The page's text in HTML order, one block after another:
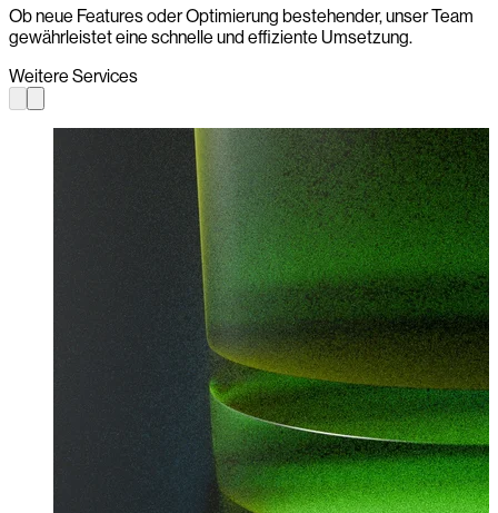
Ob neue Features oder Optimierung bestehender, unser Team
gewährleistet eine schnelle und effiziente Umsetzung.
Weitere Services